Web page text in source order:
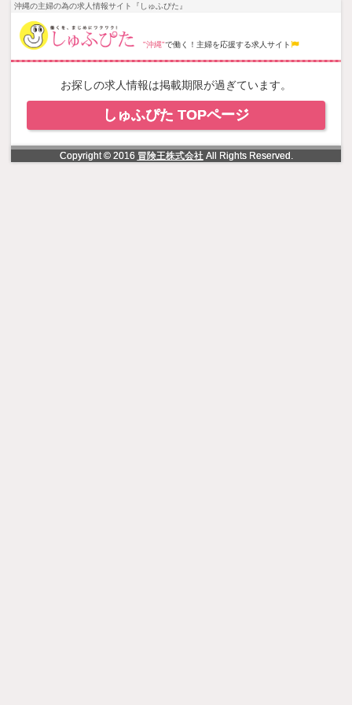
NowLoading
沖縄の主婦の為の求人情報サイト『しゅふぴた』
"沖縄"で働く！主婦を応援する求人サイト
お探しの求人情報は掲載期限が過ぎています。
しゅふぴた TOPページ
Copyright © 2016 冒険王株式会社All Rights Reserved.